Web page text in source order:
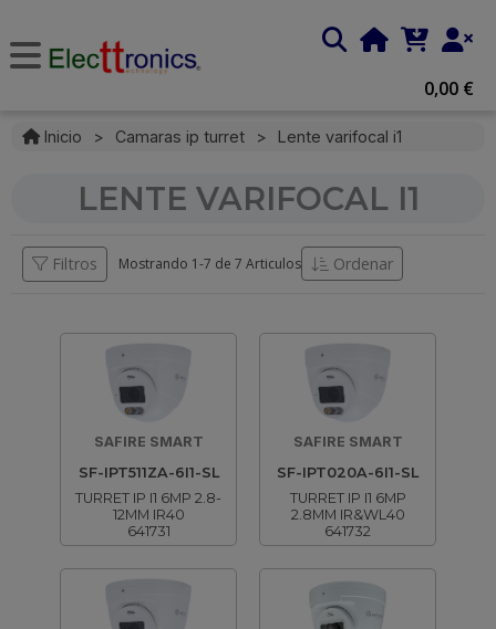
0,00 €
Inicio > Camaras ip turret > Lente varifocal i1
LENTE VARIFOCAL I1
Filtros Mostrando 1-7 de 7 Articulos Ordenar
SAFIRE SMART
SF-IPT511ZA-6I1-SL
TURRET IP I1 6MP 2.8-
12MM IR40
641731
SAFIRE SMART
SF-IPT020A-6I1-SL
TURRET IP I1 6MP
2.8MM IR&WL40
641732